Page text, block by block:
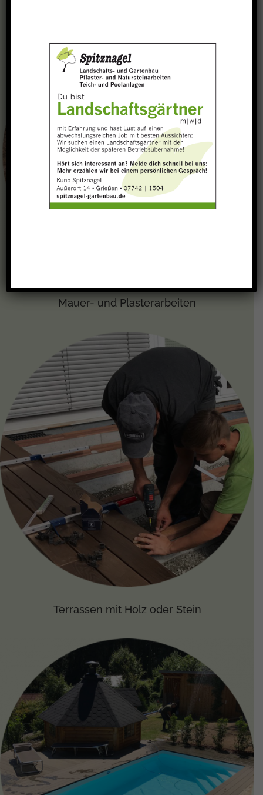
Mauer- und Plasterarbeiten
Terrassen mit Holz oder Stein